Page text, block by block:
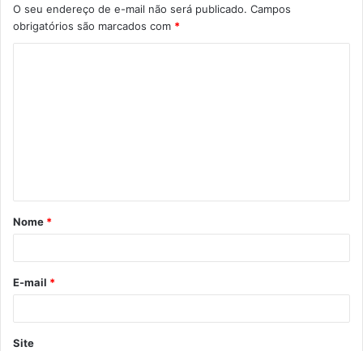
O seu endereço de e-mail não será publicado. Campos
obrigatórios são marcados com *
á
r
*
Nome *
E-mail *
Site